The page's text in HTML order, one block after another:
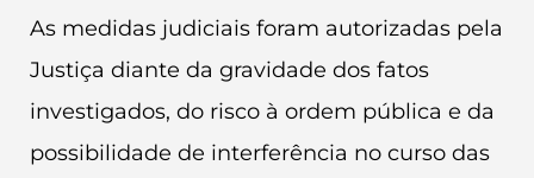
As medidas judiciais foram autorizadas pela
Justiça diante da gravidade dos fatos
investigados, do risco à ordem pública e da
possibilidade de interferência no curso das